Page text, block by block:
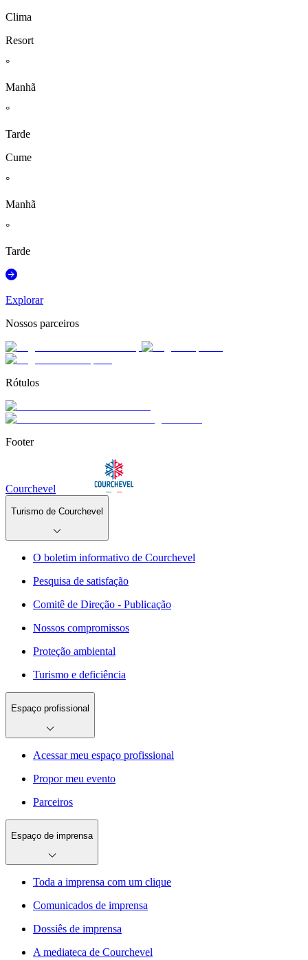
Clima
Resort
°
Manhã
°
Tarde
Cume
°
Manhã
°
Tarde
Explorar
Nossos parceiros
Rótulos
Footer
Courchevel
Turismo de Courchevel
O boletim informativo de Courchevel
Pesquisa de satisfação
Comitê de Direção - Publicação
Nossos compromissos
Proteção ambiental
Turismo e deficiência
Espaço profissional
Acessar meu espaço profissional
Propor meu evento
Parceiros
Espaço de imprensa
Toda a imprensa com um clique
Comunicados de imprensa
Dossiês de imprensa
A mediateca de Courchevel